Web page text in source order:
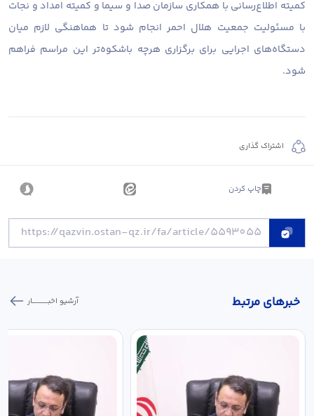
کمیته اطلاع‌رسانی با همکاری سازمان صدا و سیما و کمیته امداد و نجات
با مسئولیت جمعیت هلال احمر انجام شود تا هماهنگی لازم میان
دستگاه‌های اجرایی برای برگزاری هرچه باشکوه‌تر این مراسم فراهم
شود.
اشتراک گذاری
چاپ کردن
خبر‌های مرتبط آرشیو اخبـــــــــــار